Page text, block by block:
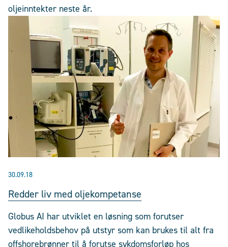
oljeinntekter neste år.
30.09.18
Redder liv med oljekompetanse
Globus AI har utviklet en løsning som forutser
vedlikeholdsbehov på utstyr som kan brukes til alt fra
offshorebrønner til å forutse sykdomsforløp hos